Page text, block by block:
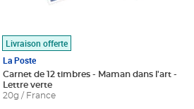
Livraison offerte
La Poste
Carnet de 12 timbres - Maman dans l'art -
Lettre verte
20g / France